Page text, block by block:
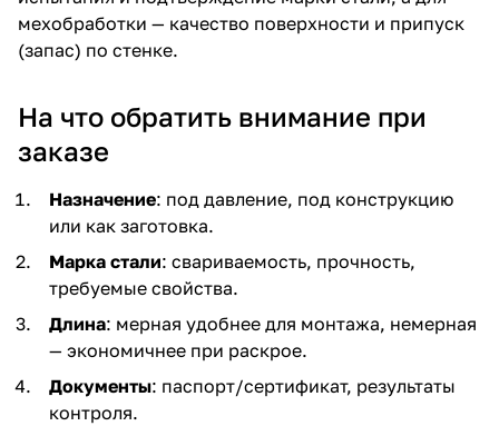
мехобработки — качество поверхности и припуск
(запас) по стенке.
На что обратить внимание при
заказе
Назначение: под давление, под конструкцию
или как заготовка.
Марка стали: свариваемость, прочность,
требуемые свойства.
Длина: мерная удобнее для монтажа, немерная
— экономичнее при раскрое.
Документы: паспорт/сертификат, результаты
контроля.